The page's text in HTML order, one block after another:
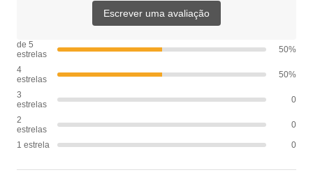
Escrever uma avaliação
de 5
estrelas
50%
4
estrelas
50%
3
estrelas
0
2
estrelas
0
1 estrela 0